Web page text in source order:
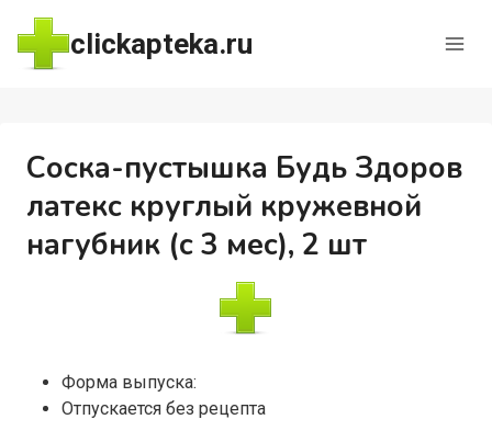
Перейти
содержимому
clickapteka.ru
Соска-пустышка Будь Здоров
латекс круглый кружевной
нагубник (с 3 мес), 2 шт
Форма выпуска:
Отпускается без рецепта